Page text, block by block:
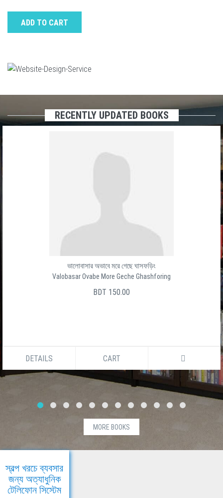
ADD TO CART
RECENTLY UPDATED BOOKS
ভালোবাসার অভাবে মরে গেছে ঘাসফড়িং
Valobasar Ovabe More Geche Ghashforing
BDT 150.00
DETAILS CART
MORE BOOKS
স্বল্প খরচে ব্যবসার
জন্য অত্যাধুনিক
টেলিফোন সিস্টেম